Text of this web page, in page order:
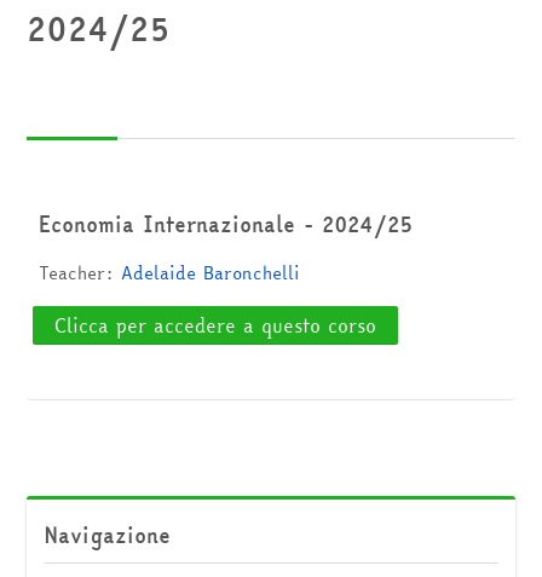
HelpDesk
2024/25
Economia Internazionale - 2024/25
Teacher:Adelaide Baronchelli
Clicca per accedere a questo corso
Navigazione